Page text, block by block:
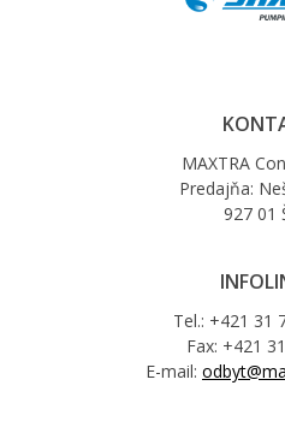
MAXTRA
Predajňa:
927 01
Tel.: +421 31
Fax: +421
E-mail: